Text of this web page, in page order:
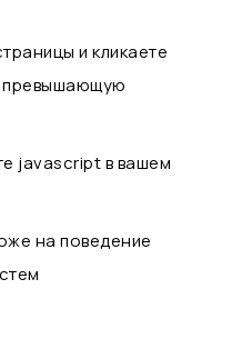
и кликаете
превышающую
javascript в вашем
на поведение